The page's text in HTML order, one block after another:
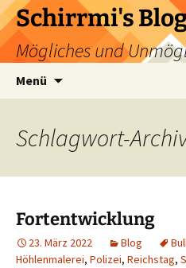
Zum
Inhalt
springen
Schirrmi's
Mögliches und
Menü
Schlagwort-
Fortentwicklung
23. März 2022 Blog
Höhlenmalerei, Polizei, Reichstag,